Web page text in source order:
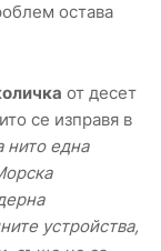
остава
от десет
се изправя в
нито една
устройства,